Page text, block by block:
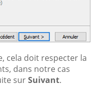
cela doit respecter la
dans notre cas
surSuivant.